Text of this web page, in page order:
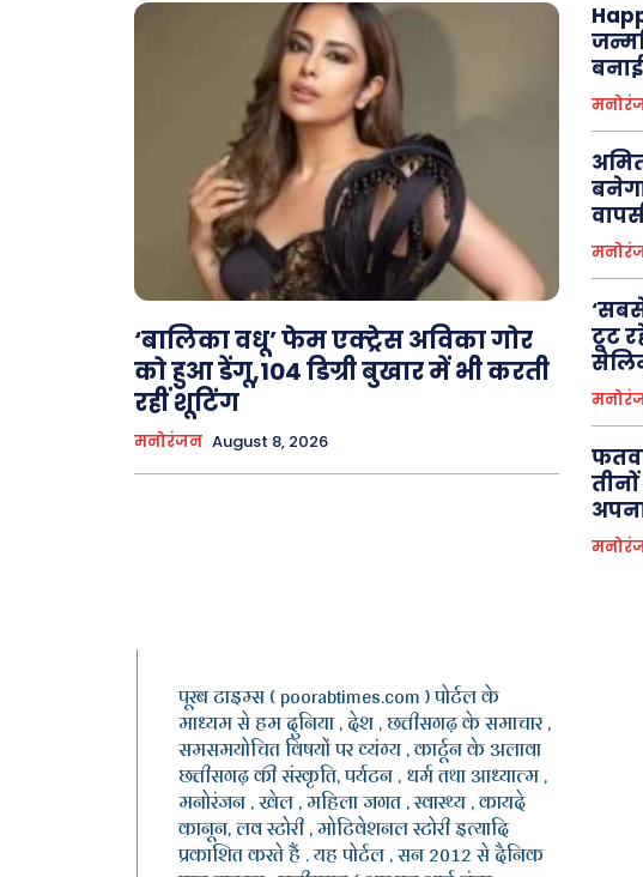
‘बालिका वधू’ फेम एक्ट्रेस अविका गोर
को हुआ डेंगू,104 डिग्री बुखार में भी करती
रहीं शूटिंग
मनोरंजन August 8, 2026
टूट
पूरब टाइम्स ( poorabtimes.com ) पोर्टल के
माध्यम से हम दुनिया , देश , छत्तीसगढ़ के समाचार ,
समसमयोचित विषयों पर व्यंग्य , कार्टून के अलावा
छत्तीसगढ़ की संस्कृति, पर्यटन , धर्म तथा आध्यात्म ,
मनोरंजन , खेल , महिला जगत , स्वास्थ्य , कायदे
कानून, लव स्टोरी , मोटिवेशनल स्टोरी इत्यादि
प्रकाशित करते हैं . यह पोर्टल , सन 2012 से दैनिक